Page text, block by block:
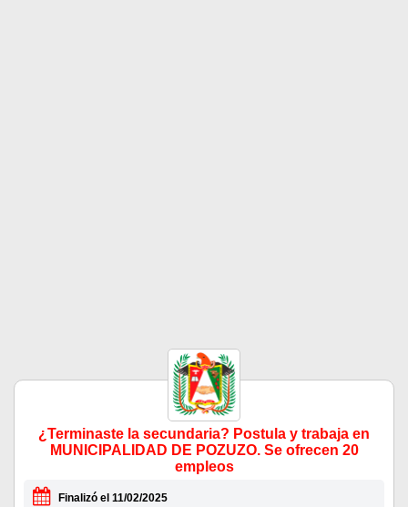
¿Terminaste la secundaria? Postula y trabaja en
MUNICIPALIDAD DE POZUZO. Se ofrecen 20
empleos
Finalizó el 11/02/2025